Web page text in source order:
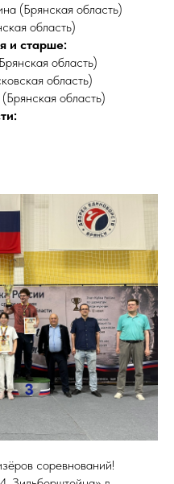
(Брянская область)
область)
и старше:
область)
область)
область)
соревнований!